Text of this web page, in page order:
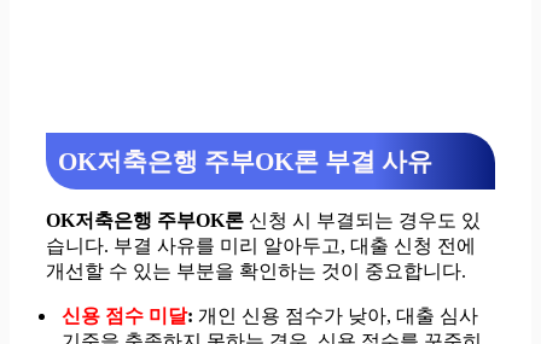
OK저축은행 주부OK론 부결 사유
OK저축은행 주부OK론 신청 시 부결되는 경우도 있
습니다. 부결 사유를 미리 알아두고, 대출 신청 전에
개선할 수 있는 부분을 확인하는 것이 중요합니다.
신용 점수 미달: 개인 신용 점수가 낮아, 대출 심사